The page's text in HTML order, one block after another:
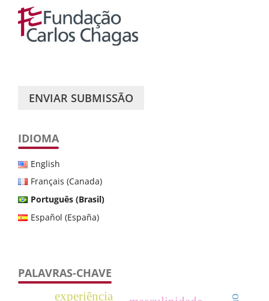
ENVIAR SUBMISSÃO
IDIOMA
English
Français (Canada)
Português (Brasil)
Español (España)
PALAVRAS-CHAVE
experiência